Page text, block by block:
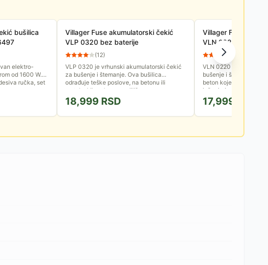
bušilica
elektro-
od 1600 W.
ručka, set
Villager Fuse akumulatorski čekić
VLP 0320 bez baterije
(12)
VLP 0320 je vrhunski akumulatorski čekić
za bušenje i štemanje. Ova bušilica
odrađuje teške poslove, na betonu ili
metalu, bilo gde na gradilištu.
18,999 RSD
Villager Fuse
VLN 0220 bez
14
VLN 0220 je
bušenje i štemanje. To
beton koje je
inženjeringom za
17,999